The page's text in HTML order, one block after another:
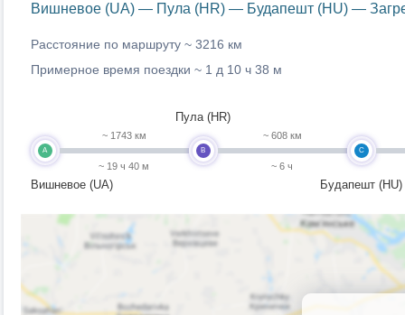
Вишневое (UA) — Пула (HR) — Будапешт (HU) —
Расстояние по маршруту ~ 3216 км
Примерное время поездки ~ 1 д 10 ч 38 м
A
Вишневое (UA)
~ 1743 км
~ 19 ч 40 м
B
Пула (HR)
~ 608 км
~ 6 ч
C
Будапешт (HU)